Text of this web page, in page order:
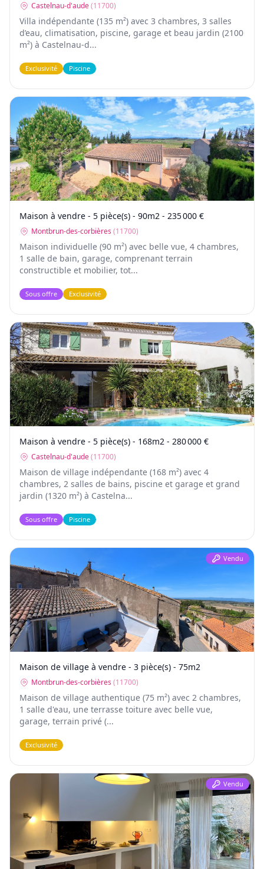
Castelnau-d'aude(11700)
Villa indépendante (135 m²) avec 3 chambres, 3 salles
d’eau, climatisation, piscine, garage et beau jardin (2100
m²) à Castelnau-d...
Exclusivité Piscine
Maison à vendre - 5 pièce(s) - 90m2 - 235 000 €
Montbrun-des-corbières (11700)
Maison individuelle (90 m²) avec belle vue, 4 chambres,
1 salle de bain, garage, comprenant terrain
constructible et mobilier, tot...
Sous offre Exclusivité
Maison à vendre - 5 pièce(s) - 168m2 - 280 000 €
Castelnau-d'aude(11700)
Maison de village indépendante (168 m²) avec 4
chambres, 2 salles de bains, piscine et garage et grand
jardin (1320 m²) à Castelna...
Sous offre Piscine
Vendu
Maison de village à vendre - 3 pièce(s) - 75m2
Montbrun-des-corbières (11700)
Maison de village authentique (75 m²) avec 2 chambres,
1 salle d'eau, une terrasse toiture avec belle vue,
garage, terrain privé (...
Exclusivité
Vendu